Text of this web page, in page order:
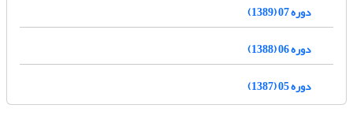
دوره 07 (1389)
دوره 06 (1388)
دوره 05 (1387)